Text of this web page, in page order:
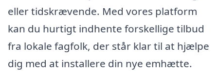
eller tidskrævende. Med vores platform
kan du hurtigt indhente forskellige tilbud
fra lokale fagfolk, der står klar til at hjælpe
dig med at installere din nye emhætte.